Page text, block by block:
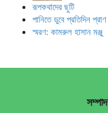
রূপকথাদের ছুটি
পানিতে ডুবে প্রতিদিন
স্মরণ: কামরুল হাসান মঞ্জু